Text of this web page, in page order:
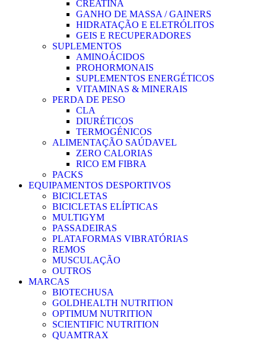
CREATINA
GANHO DE MASSA / GAINERS
HIDRATAÇÃO E ELETRÓLITOS
GEIS E RECUPERADORES
SUPLEMENTOS
AMINOÁCIDOS
PROHORMONAIS
SUPLEMENTOS ENERGÉTICOS
VITAMINAS & MINERAIS
PERDA DE PESO
CLA
DIURÉTICOS
TERMOGÉNICOS
ALIMENTAÇÃO SAÚDAVEL
ZERO CALORIAS
RICO EM FIBRA
PACKS
EQUIPAMENTOS DESPORTIVOS
BICICLETAS
BICICLETAS ELÍPTICAS
MULTIGYM
PASSADEIRAS
PLATAFORMAS VIBRATÓRIAS
REMOS
MUSCULAÇÃO
OUTROS
MARCAS
BIOTECHUSA
GOLDHEALTH NUTRITION
OPTIMUM NUTRITION
SCIENTIFIC NUTRITION
QUAMTRAX